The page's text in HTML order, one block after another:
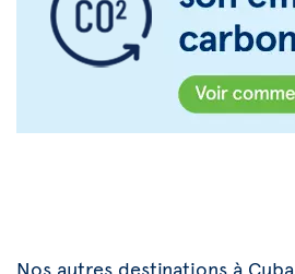
Nos autres destinations à Cuba